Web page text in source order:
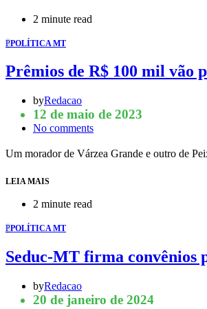
2 minute read
PPOLÍTICA MT
Prêmios de R$ 100 mil vão
byRedacao
12 de maio de 2023
No comments
Um morador de Várzea Grande e outro de
LEIA MAIS
2 minute read
PPOLÍTICA MT
Seduc-MT firma convênios
byRedacao
20 de janeiro de 2024